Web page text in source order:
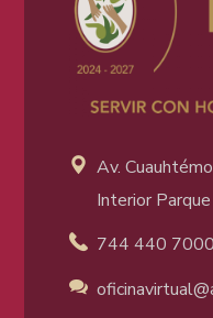
Av.
Interior
744 440 7000